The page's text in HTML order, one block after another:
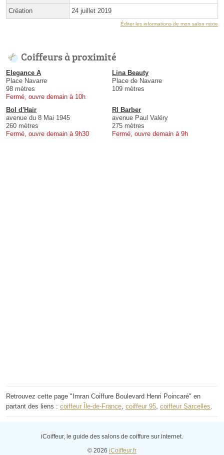
Création 24 juillet 2019
Éditer les informations de mon salon mixte
Coiffeurs à proximité
Elegance A
Place Navarre
98 mètres
Fermé, ouvre demain à 10h
Lina Beauty
Place de Navarre
109 mètres
Bol d'Hair
avenue du 8 Mai 1945
260 mètres
Fermé, ouvre demain à 9h30
Rl Barber
avenue Paul Valéry
275 mètres
Fermé, ouvre demain à 9h
Retrouvez cette page "Imran Coiffure Boulevard Henri Poincaré" en
partant des liens : coiffeur Île-de-France, coiffeur 95, coiffeur Sarcelles.
iCoiffeur, le guide des salons de coiffure sur internet.
© 2026 iCoiffeur.fr